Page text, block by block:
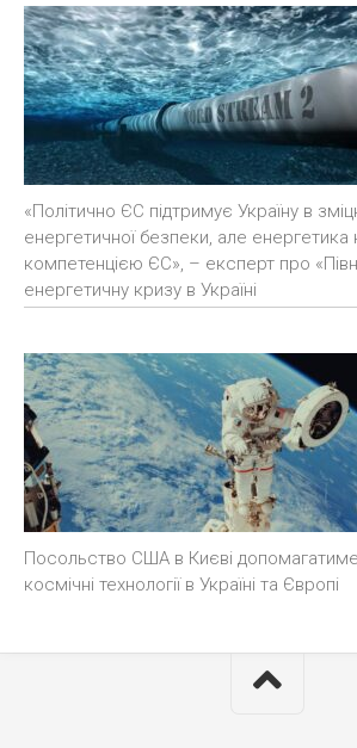
«Політично ЄС підтримує Україну в
енергетичної безпеки, але
компетенцією ЄС», – експерт про
енергетичну кризу в Україні
Посольство США в Києві
космічні технології в Україні та Європі